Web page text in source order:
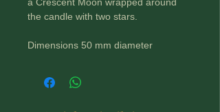
the candle with two stars.
Dimensions 50 mm diameter